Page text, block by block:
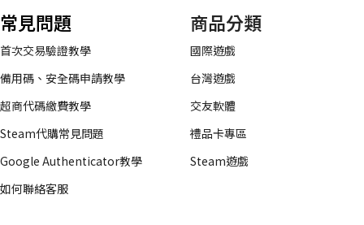
常見問題
首次交易驗證教學
備用碼、安全碼申請教學
超商代碼繳費教學
Steam代購常見問題
Google Authenticator教學
如何聯絡客服
商品分類
國際遊戲
台灣遊戲
交友軟體
禮品卡專區
Steam遊戲